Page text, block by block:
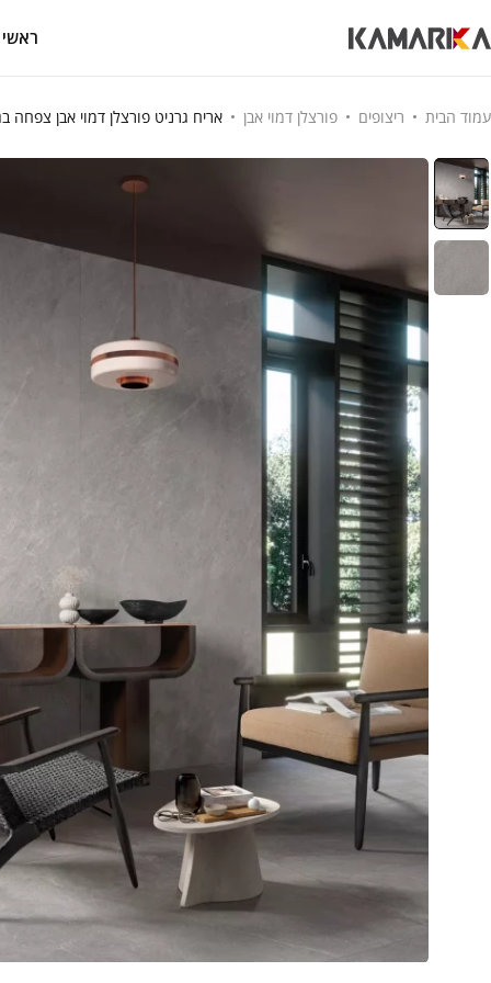
ראשי
עמוד הבית ריצופים פורצלן דמוי אבן אריח גרניט פורצלן דמוי אבן צפחה בגוון אפור כהה